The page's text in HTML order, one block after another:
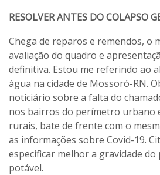
RESOLVER ANTES DO COLAPSO
Chega de reparos e remendos, o
avaliação do quadro e
definitiva. Estou me referindo ao
água na cidade de Mossoró-RN.
noticiário sobre a falta do
nos bairros do perímetro urbano
rurais, bate de frente com o
as informações sobre Covid-19.
especificar melhor a gravidade
potável.